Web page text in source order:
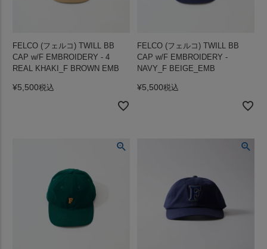
FELCO (フェルコ) TWILL BB
CAP w/F EMBROIDERY - 4
REAL KHAKI_F BROWN EMB
¥5,500税込
FELCO (フェルコ) TWILL BB
CAP w/F EMBROIDERY -
NAVY_F BEIGE_EMB
¥5,500税込